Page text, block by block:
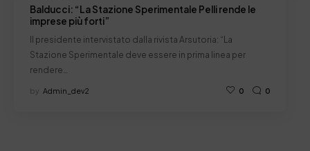
Balducci: “La Stazione Sperimentale Pelli rende le
imprese più forti”
Il presidente intervistato dalla rivista Arsutoria: “La
Stazione Sperimentale deve essere in prima linea per
rendere…
by Admin_dev2 0 0